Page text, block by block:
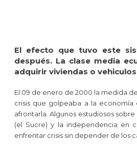
El efecto que tuvo este
después. La clase media
adquirir viviendas o
El 09 de enero de 2000 la medida
crisis que golpeaba a la
afrontarla. Algunos estudiosos
(el Sucre) y la independencia en
enfrentar crisis sin depender de los